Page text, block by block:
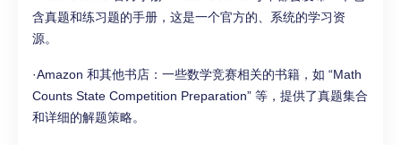
含真题和练习题的手册，这是一个官方的、系统的学习资
源。
·Amazon 和其他书店：一些数学竞赛相关的书籍，如 “Math
Counts State Competition Preparation” 等，提供了真题集合
和详细的解题策略。